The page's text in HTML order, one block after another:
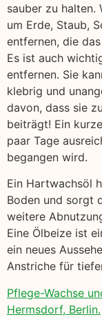
sauber zu halten.
um Erde, Staub,
entfernen, die
Es ist auch
entfernen. Sie
klebrig und
davon, dass sie
beiträgt! Ein
paar Tage
begangen wird.
Ein Hartwachsöl
Boden und sorgt
weitere
Eine Ölbeize ist
ein neues
Anstriche für
Pflege-Wachse
Hermsdorf, Berlin.